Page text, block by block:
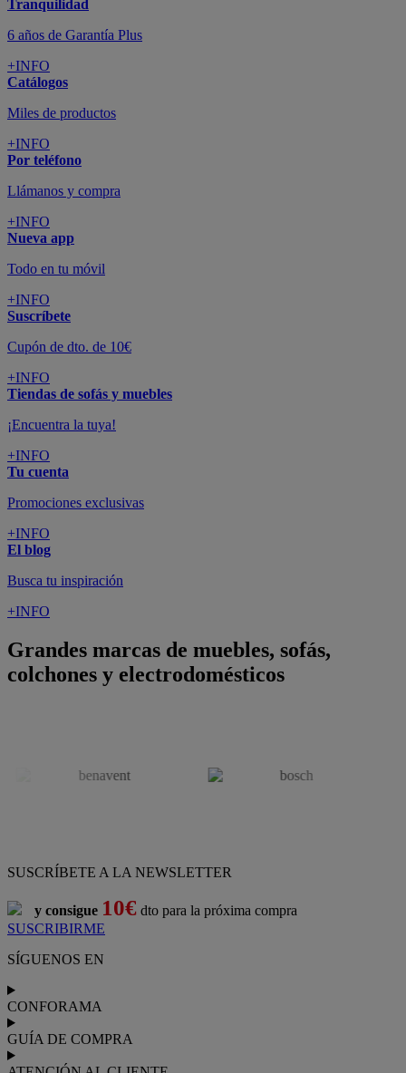
Tranquilidad
6 años de Garantía Plus
+INFO
Catálogos
Miles de productos
+INFO
Por teléfono
Llámanos y compra
+INFO
Nueva app
Todo en tu móvil
+INFO
Suscríbete
Cupón de dto. de 10€
+INFO
Tiendas de sofás y muebles
¡Encuentra la tuya!
+INFO
Tu cuenta
Promociones exclusivas
+INFO
El blog
Busca tu inspiración
+INFO
Grandes marcas de muebles, sofás,
colchones y electrodomésticos
SUSCRÍBETE A LA NEWSLETTER
y consigue 10€ dto para la próxima compra
SUSCRIBIRME
SÍGUENOS EN
CONFORAMA
GUÍA DE COMPRA